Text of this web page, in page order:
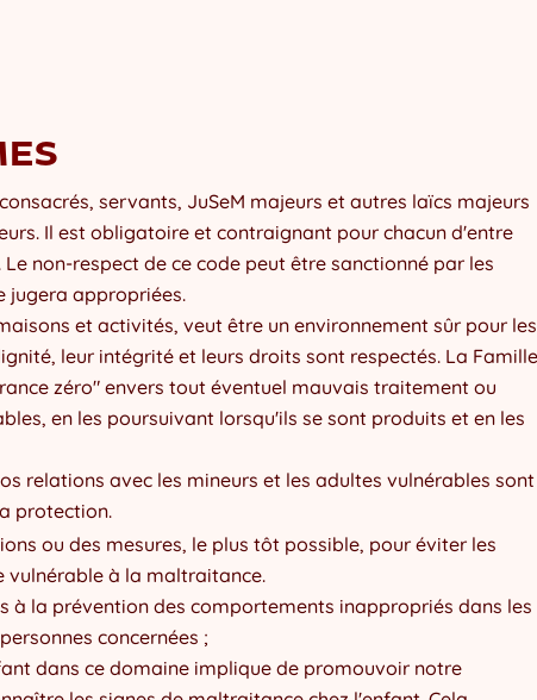
servants, JuSeM majeurs et autres laïcs majeurs
Il est obligatoire et contraignant pour chacun d'entre
non-respect de ce code peut être sanctionné par les
jugera appropriées.
et activités, veut être un environnement sûr pour les
leur intégrité et leurs droits sont respectés. La Famille
zéro" envers tout éventuel mauvais traitement ou
en les poursuivant lorsqu'ils se sont produits et en les
relations avec les mineurs et les adultes vulnérables sont
protection.
ou des mesures, le plus tôt possible, pour éviter les
vulnérable à la maltraitance.
à la prévention des comportements inappropriés dans les
concernées ;
dans ce domaine implique de promouvoir notre